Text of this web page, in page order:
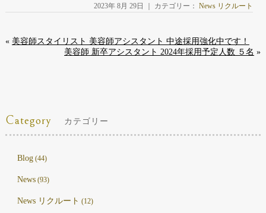
2023年 8月 29日 ｜ カテゴリー：News リクルート
« 美容師スタイリスト 美容師アシスタント 中途採用強化中です！
美容師 新卒アシスタント 2024年採用予定人数 ５名 »
Category カテゴリー
Blog(44)
News(93)
News リクルート (12)